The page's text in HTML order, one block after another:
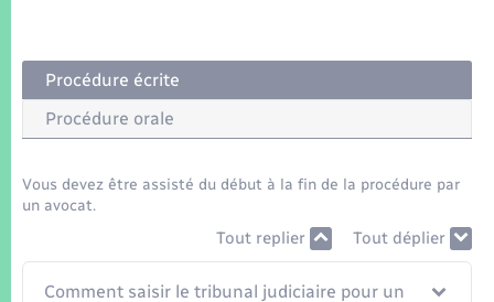
Procédure écrite
Procédure orale
Vous devez être assisté du début à la fin de la procédure par
un avocat.
Tout replier Tout déplier
Comment saisir le tribunal judiciaire pour un